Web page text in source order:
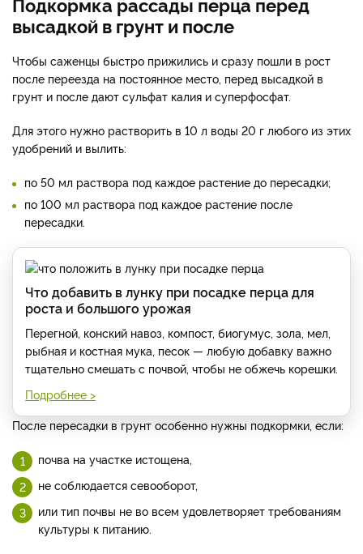
высадкой в грунт и после
Чтобы саженцы быстро прижились и сразу пошли в рост
после переезда на постоянное место, перед высадкой в
грунт и после дают сульфат калия и суперфосфат.
Для этого нужно растворить в 10 л воды 20 г любого из этих
удобрений и вылить:
по 50 мл раствора под каждое растение до пересадки;
по 100 мл раствора под каждое растение после
пересадки.
Что добавить в лунку при посадке перца для
роста и большого урожая
Перегной, конский навоз, компост, биогумус, зола, мел,
рыбная и костная мука, песок — любую добавку важно
тщательно смешать с почвой, чтобы не обжечь корешки.
Подробнее >
После пересадки в грунт особенно нужны подкормки, если:
почва на участке истощена,
не соблюдается севооборот,
или тип почвы не во всем удовлетворяет требованиям
культуры к питанию.